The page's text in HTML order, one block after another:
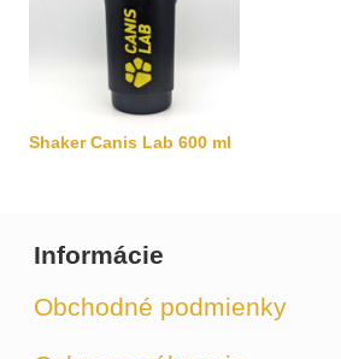
Shaker Canis Lab 600 ml
Informácie
Obchodné podmienky